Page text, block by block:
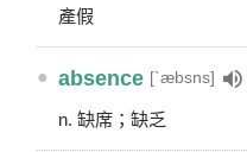
產假
● absence [ˋæbsns]
n. 缺席；缺乏